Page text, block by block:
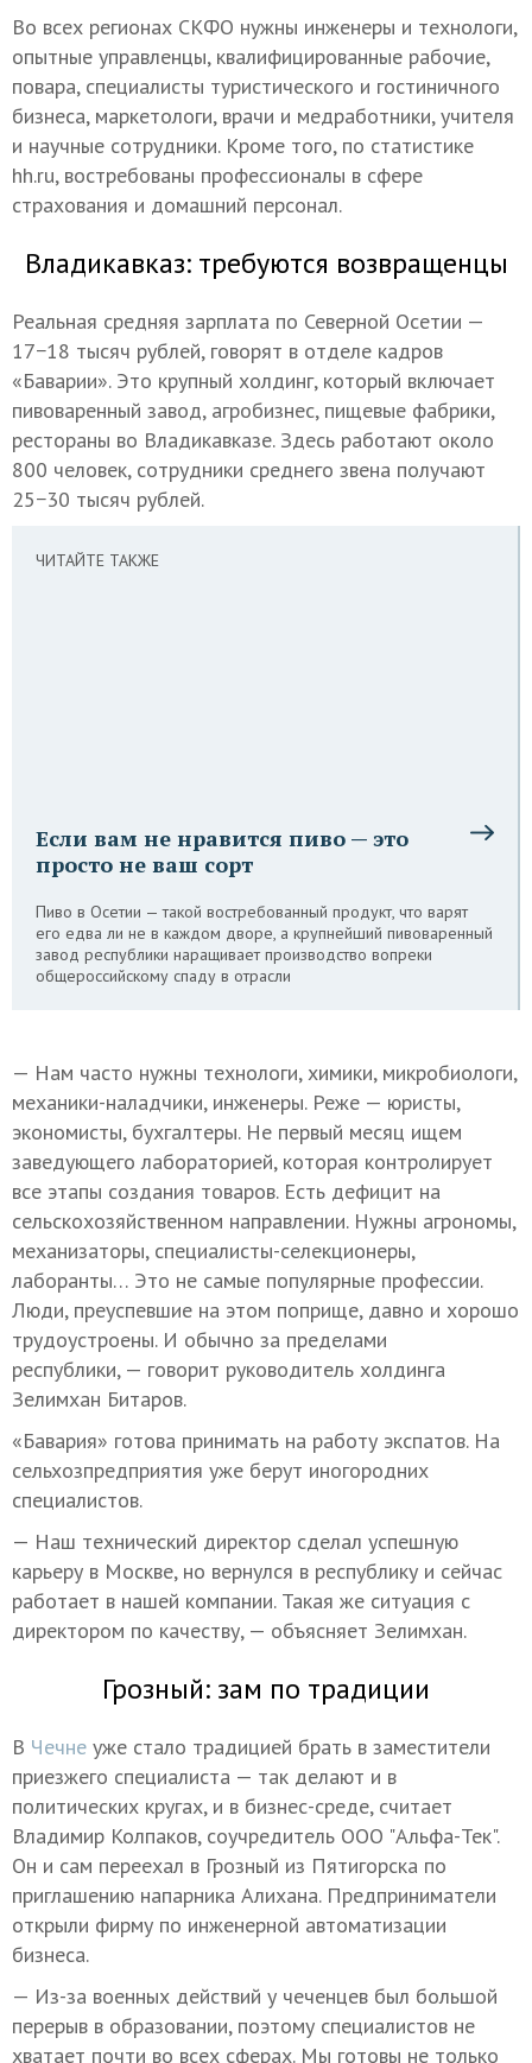
Во всех регионах СКФО нужны инженеры и технологи,
опытные управленцы, квалифицированные рабочие,
повара, специалисты туристического и гостиничного
бизнеса, маркетологи, врачи и медработники, учителя
и научные сотрудники. Кроме того, по статистике
hh.ru, востребованы профессионалы в сфере
страхования и домашний персонал.
Владикавказ: требуются возвращенцы
Реальная средняя зарплата по Северной Осетии —
17−18 тысяч рублей, говорят в отделе кадров
«Баварии». Это крупный холдинг, который включает
пивоваренный завод, агробизнес, пищевые фабрики,
рестораны во Владикавказе. Здесь работают около
800 человек, сотрудники среднего звена получают
25−30 тысяч рублей.
ЧИТАЙТЕ ТАКЖЕ
Если вам не нравится пиво — это
просто не ваш сорт
Пиво в Осетии — такой востребованный продукт, что варят
его едва ли не в каждом дворе, а крупнейший пивоваренный
завод республики наращивает производство вопреки
общероссийскому спаду в отрасли
— Нам часто нужны технологи, химики, микробиологи,
механики-наладчики, инженеры. Реже — юристы,
экономисты, бухгалтеры. Не первый месяц ищем
заведующего лабораторией, которая контролирует
все этапы создания товаров. Есть дефицит на
сельскохозяйственном направлении. Нужны агрономы,
механизаторы, специалисты-селекционеры,
лаборанты… Это не самые популярные профессии.
Люди, преуспевшие на этом поприще, давно и хорошо
трудоустроены. И обычно за пределами
республики, — говорит руководитель холдинга
Зелимхан Битаров.
«Бавария» готова принимать на работу экспатов. На
сельхозпредприятия уже берут иногородних
специалистов.
— Наш технический директор сделал успешную
карьеру в Москве, но вернулся в республику и сейчас
работает в нашей компании. Такая же ситуация с
директором по качеству, — объясняет Зелимхан.
Грозный: зам по традиции
В Чечне уже стало традицией брать в заместители
приезжего специалиста — так делают и в
политических кругах, и в бизнес-среде, считает
Владимир Колпаков, соучредитель ООО "Альфа-Тек".
Он и сам переехал в Грозный из Пятигорска по
приглашению напарника Алихана. Предприниматели
открыли фирму по инженерной автоматизации
бизнеса.
— Из-за военных действий у чеченцев был большой
перерыв в образовании, поэтому специалистов не
хватает почти во всех сферах. Мы готовы не только